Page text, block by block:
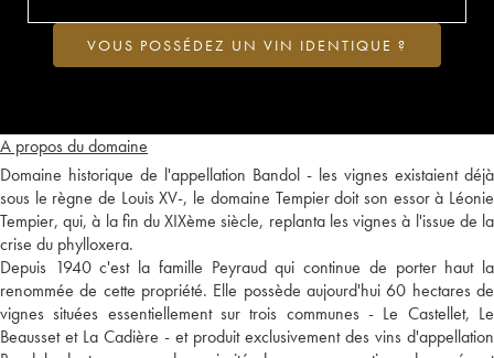
A propos du domaine
Domaine historique de l'appellation Bandol - les vignes existaient déjà
sous le règne de Louis XV-, le domaine Tempier doit son essor à Léonie
Tempier, qui, à la fin du XIXème siècle, replanta les vignes à l'issue de la
crise du phylloxera.
Depuis 1940 c'est la famille Peyraud qui continue de porter haut la
renommée de cette propriété. Elle possède aujourd'hui 60 hectares de
vignes situées essentiellement sur trois communes - Le Castellet, Le
Beausset et La Cadière - et produit exclusivement des vins d'appellation
VOUS POSSÉDEZ UN VIN IDENTIQUE ?